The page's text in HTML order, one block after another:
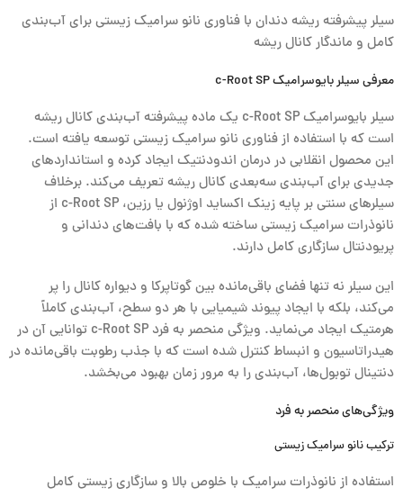
سیلر پیشرفته ریشه دندان با فناوری نانو سرامیک زیستی برای آب‌بندی
کامل و ماندگار کانال ریشه
معرفی سیلر بایوسرامیک c-Root SP
سیلر بایوسرامیک c-Root SP یک ماده پیشرفته آب‌بندی کانال ریشه
است که با استفاده از فناوری نانو سرامیک زیستی توسعه یافته است.
این محصول انقلابی در درمان اندودنتیک ایجاد کرده و استانداردهای
جدیدی برای آب‌بندی سه‌بعدی کانال ریشه تعریف می‌کند. برخلاف
سیلرهای سنتی بر پایه زینک اکساید اوژنول یا رزین، c-Root SP از
نانوذرات سرامیک زیستی ساخته شده که با بافت‌های دندانی و
پریودنتال سازگاری کامل دارند.
این سیلر نه تنها فضای باقی‌مانده بین گوتاپرکا و دیواره کانال را پر
می‌کند، بلکه با ایجاد پیوند شیمیایی با هر دو سطح، آب‌بندی کاملاً
هرمتیک ایجاد می‌نماید. ویژگی منحصر به فرد c-Root SP توانایی آن در
هیدراتاسیون و انبساط کنترل شده است که با جذب رطوبت باقی‌مانده در
دنتینال توبول‌ها، آب‌بندی را به مرور زمان بهبود می‌بخشد.
ویژگی‌های منحصر به فرد
ترکیب نانو سرامیک زیستی
استفاده از نانوذرات سرامیک با خلوص بالا و سازگاری زیستی کامل